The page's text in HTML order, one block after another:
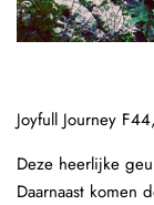
Joyfull Journey
Deze heerlijke
Daarnaast komen